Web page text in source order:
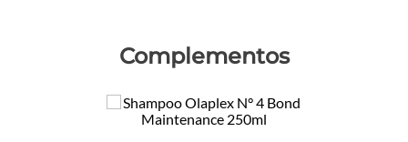
Complementos